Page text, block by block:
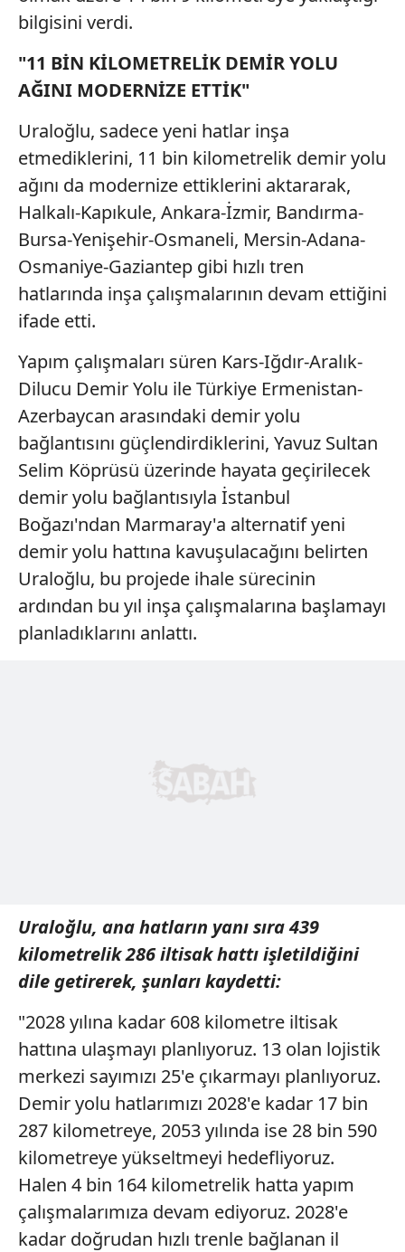
Çerezlere ilişkin tercihlerinizi aşağıda yer alan panel
için Ayarlar butonuna tıklayabilir, Çerez Bilgilendirme
Metnimiziziyaret edebilirsiniz.
6698 sayılı Kişisel Verilerin Korunması Kanunu uyarınca
hazırlanmış Aydınlatma Metnimizi okumak ve sitemizde
ilgili mevzuata uygun olarak kullanılan çerezlerle ilgili bilgi
almak için lütfentıklayınız.
bilgisini verdi.
"11 BİN KİLOMETRELİK DEMİR YOLU
AĞINI MODERNİZE ETTİK"
Uraloğlu, sadece yeni hatlar inşa
etmediklerini, 11 bin kilometrelik demir yolu
ağını da modernize ettiklerini aktararak,
Halkalı-Kapıkule, Ankara-İzmir, Bandırma-
Bursa-Yenişehir-Osmaneli, Mersin-Adana-
Osmaniye-Gaziantep gibi hızlı tren
hatlarında inşa çalışmalarının devam ettiğini
ifade etti.
Yapım çalışmaları süren Kars-Iğdır-Aralık-
Dilucu Demir Yolu ile Türkiye Ermenistan-
Azerbaycan arasındaki demir yolu
bağlantısını güçlendirdiklerini, Yavuz Sultan
Selim Köprüsü üzerinde hayata geçirilecek
demir yolu bağlantısıyla İstanbul
Boğazı'ndan Marmaray'a alternatif yeni
demir yolu hattına kavuşulacağını belirten
Uraloğlu, bu projede ihale sürecinin
ardından bu yıl inşa çalışmalarına başlamayı
planladıklarını anlattı.
Uraloğlu, ana hatların yanı sıra 439
kilometrelik 286 iltisak hattı işletildiğini
dile getirerek, şunları kaydetti:
"2028 yılına kadar 608 kilometre iltisak
hattına ulaşmayı planlıyoruz. 13 olan lojistik
merkezi sayımızı 25'e çıkarmayı planlıyoruz.
Demir yolu hatlarımızı 2028'e kadar 17 bin
287 kilometreye, 2053 yılında ise 28 bin 590
kilometreye yükseltmeyi hedefliyoruz.
Halen 4 bin 164 kilometrelik hatta yapım
çalışmalarımıza devam ediyoruz. 2028'e
kadar doğrudan hızlı trenle bağlanan il